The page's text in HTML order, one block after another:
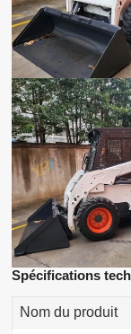
Spécifications
Nom du produit